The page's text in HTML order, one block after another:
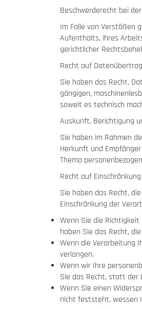
Beschwerderecht bei
Im Falle von Verstößen
Aufenthalts, ihres
gerichtlicher
Recht auf
Sie haben das Recht,
gängigen,
soweit es technisch
Auskunft, Berichtigung
Sie haben im Rahmen
Herkunft und
Thema
Recht auf
Sie haben das Recht,
Einschränkung der
Wenn Sie die
haben Sie das Recht,
Wenn die Verarbeitung
verlangen.
Wenn wir Ihre
Sie das Recht, statt der
Wenn Sie einen
nicht feststeht, wessen